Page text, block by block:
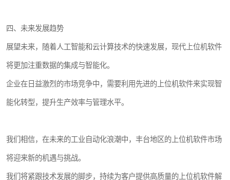
四、未来发展趋势
展望未来，随着人工智能和云计算技术的快速发展，现代上位机软件
将更加注重数据的集成与智能化。
企业在日益激烈的市场竞争中，需要利用先进的上位机软件来实现智
能化转型，提升生产效率与管理水平。
我们相信，在未来的工业自动化浪潮中，丰台地区的上位机软件市场
将迎来新的机遇与挑战。
我们将紧跟技术发展的脚步，持续为客户提供高质量的上位机软件解